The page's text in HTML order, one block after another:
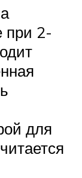
при 2-
для